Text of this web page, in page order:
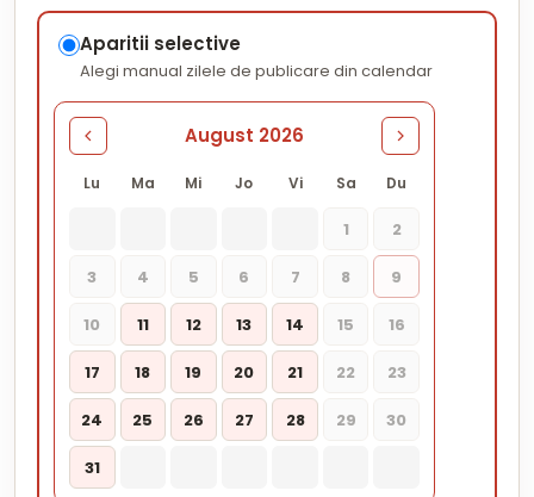
Aparitii selective
Alegi manual zilele de publicare din calendar
August 2026
Lu Ma Mi Jo Vi Sa Du
1 2
3 4 5 6 7 8 9
10 11 12 13 14 15 16
17 18 19 20 21 22 23
24 25 26 27 28 29 30
31